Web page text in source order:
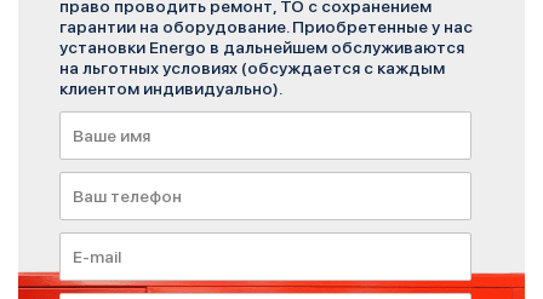
право проводить ремонт, ТО с сохранением
гарантии на оборудование. Приобретенные у нас
установки Energo в дальнейшем обслуживаются
на льготных условиях (обсуждается с каждым
клиентом индивидуально).